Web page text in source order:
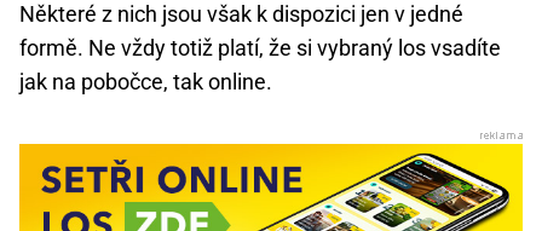
Některé z nich jsou však k dispozici jen v jedné
formě. Ne vždy totiž platí, že si vybraný los vsadíte
jak na pobočce, tak online.